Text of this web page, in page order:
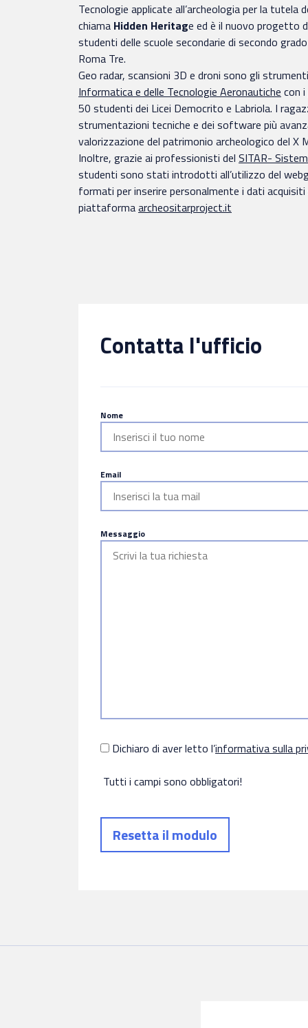
Tecnologie applicate all’archeologia per la
chiama Hidden Heritage ed è il nuovo progetto
studenti delle scuole secondarie di secondo
Roma Tre.
Geo radar, scansioni 3D e droni sono gli
Informatica e delle Tecnologie Aeronautiche con
50 studenti dei Licei Democrito e Labriola. I
strumentazioni tecniche e dei software più
valorizzazione del patrimonio archeologico del X
Inoltre, grazie ai professionisti del SITAR-
studenti sono stati introdotti all’utilizzo del
formati per inserire personalmente i dati
piattaformaarcheositarproject.it
Contatta l'ufficio
Nome
Email
Messaggio
Dichiaro di aver letto l’informativa sulla
Tutti i campi sono obbligatori!